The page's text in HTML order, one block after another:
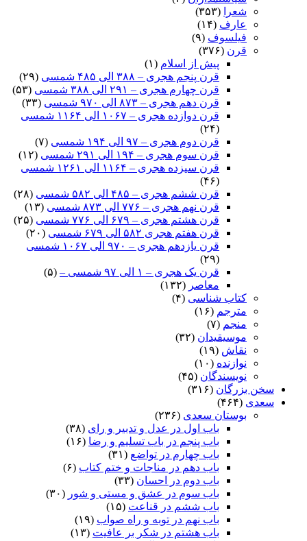
شعرا
(۳۵۳)
عارف (۱۴)
فیلسوف (۹)
قرن (۳۷۶)
پیش از اسلام (۱)
قرن پنجم هجری – ۳۸۸ الی ۴۸۵ شمسی
(۲۹)
قرن چهارم هجری – ۲۹۱ الی ۳۸۸ شمسی
(۵۳)
قرن دهم هجری – ۸۷۳ الی ۹۷۰ شمسی
(۳۳)
قرن دوازده هجری – ۱۰۶۷ الی ۱۱۶۴ شمسی
(۲۴)
قرن دوم هجری – ۹۷ الی ۱۹۴ شمسی
(۷)
قرن سوم هجری – ۱۹۴ الی ۲۹۱ شمسی
(۱۲)
قرن سیزده هجری – ۱۱۶۴ الی ۱۲۶۱ شمسی
(۴۶)
قرن ششم هجری – ۴۸۵ الی ۵۸۲ شمسی
(۲۸)
قرن نهم هجری – ۷۷۶ الی ۸۷۳ شمسی
(۱۳)
قرن هشتم هجری – ۶۷۹ الی ۷۷۶ شمسی
(۲۵)
قرن هفتم هجری ۵۸۲ الی ۶۷۹ شمسی
(۲۰)
قرن یازدهم هجری – ۹۷۰ الی ۱۰۶۷ شمسی
(۲۹)
قرن یک هجری – ۱ الی ۹۷ شمسی –
(۵)
معاصر (۱۳۲)
کتاب شناسی (۴)
مترجم (۱۶)
منجم (۷)
موسیقیدان (۳۲)
نقاش (۱۹)
نوازنده (۱۰)
نویسندگان (۴۵)
سخن بزرگان (۳۱۶)
سعدی (۴۶۴)
بوستان سعدی (۲۳۶)
باب اول در عدل و تدبیر و رای (۳۸)
باب پنجم در باب تسلیم و رضا (۱۶)
باب چهارم در تواضع (۳۱)
باب دهم در مناجات و ختم کتاب (۶)
باب دوم در احسان (۳۳)
باب سوم در عشق و مستی و شور (۳۰)
باب ششم در قناعت (۱۵)
باب نهم در توبه و راه صواب (۱۹)
باب هشتم در شکر بر عافیت (۱۳)